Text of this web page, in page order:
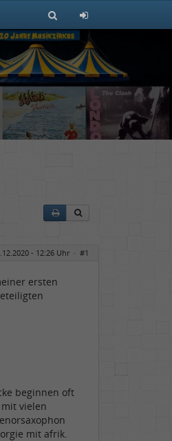
- 12:26 Uhr · #1
ersten
beginnen oft
vielen
mit afrik.